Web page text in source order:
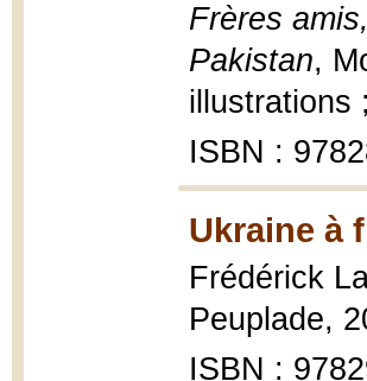
Frères
Pakistan,
illustrations
ISBN :
Ukraine à
Frédérick
Peuplade,
ISBN :